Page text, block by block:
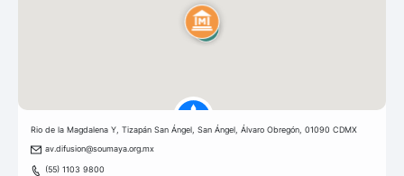
Rio de la Magdalena Y, Tizapán San Ángel, San Ángel, Álvaro Obregón, 01090 CDMX
av.difusion@soumaya.org.mx
(55) 1103 9800